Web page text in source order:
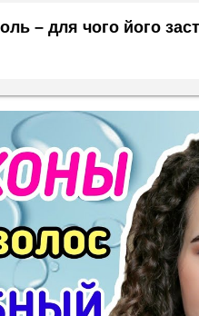
– для чого його